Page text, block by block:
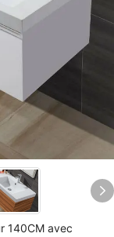
140CM avec